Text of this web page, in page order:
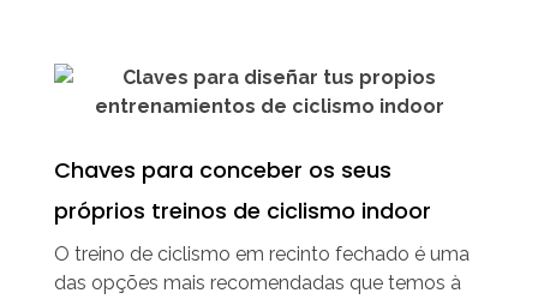
Chaves para conceber os seus
próprios treinos de ciclismo indoor
O treino de ciclismo em recinto fechado é uma
das opções mais recomendadas que temos à